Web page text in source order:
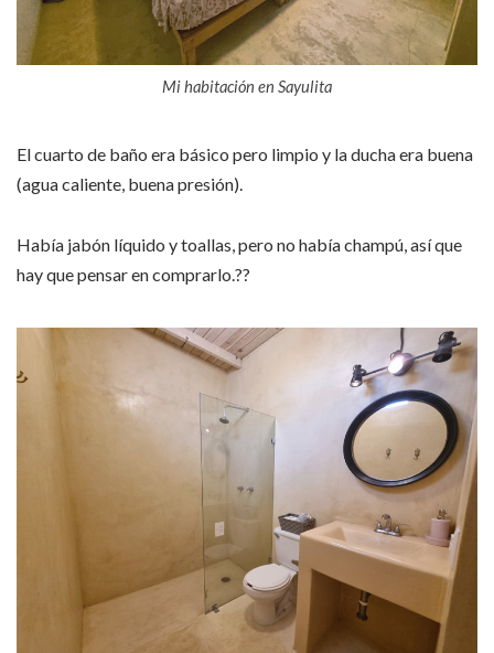
Mi habitación en Sayulita
El cuarto de baño era básico pero limpio y la ducha era buena
(agua caliente, buena presión).
Había jabón líquido y toallas, pero no había champú, así que
hay que pensar en comprarlo. ??